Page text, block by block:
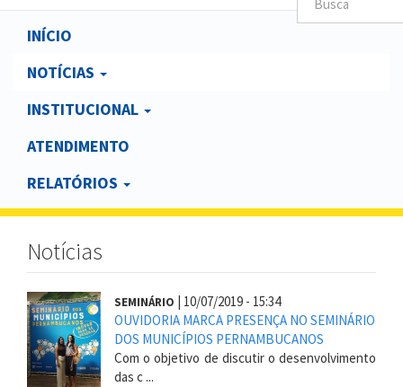
Main
navigation
INÍCIO
NOTÍCIAS
INSTITUCIONAL
ATENDIMENTO
RELATÓRIOS
Notícias
SEMINÁRIO
10/07/2019 - 15:34
OUVIDORIA MARCA PRESENÇA NO SEMINÁRIO
DOS MUNICÍPIOS PERNAMBUCANOS
Com o objetivo de discutir o desenvolvimento
das c ...